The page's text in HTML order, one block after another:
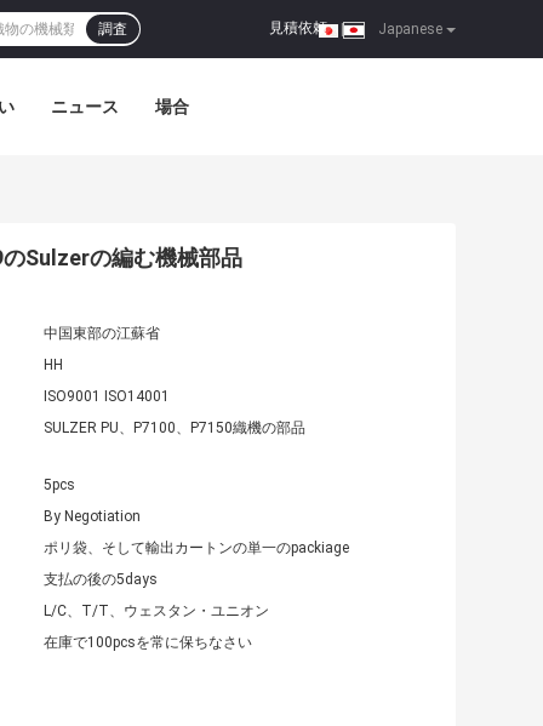
Japanese
見積依頼 |
調査
ニュース 場合
Sulzerの編む機械部品
中国東部の江蘇省
HH
ISO9001 ISO14001
SULZER PU、P7100、P7150織機の部品
5pcs
By Negotiation
ポリ袋、そして輸出カートンの単一のpackiage
支払の後の5days
L/C、T/T、ウェスタン・ユニオン
在庫で100pcsを常に保ちなさい